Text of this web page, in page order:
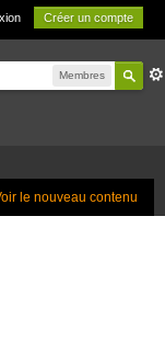
Créer un compte
Membres
le nouveau contenu